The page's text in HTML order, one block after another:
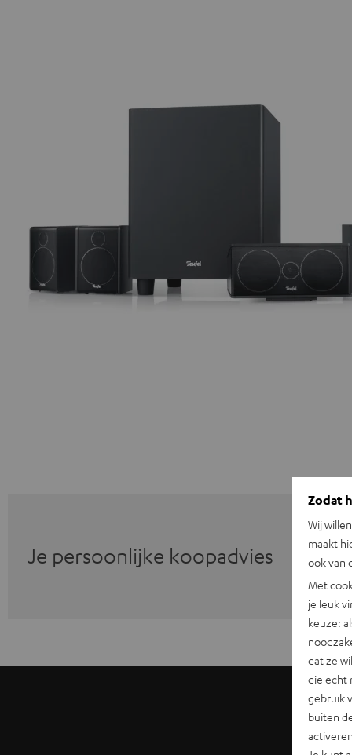
Je persoonlijke koopadvies
Zodat
Wij
maakt
ook van
Met
je leuk
keuze:
dat ze
die echt
gebruik
buiten